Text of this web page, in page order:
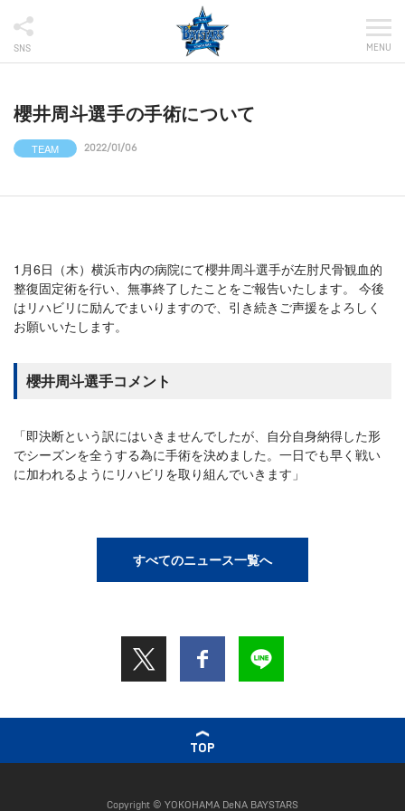
SNS MENU
櫻井周斗選手の手術について
TEAM 2022/01/06
1月6日（木）横浜市内の病院にて櫻井周斗選手が左肘尺骨観血的
整復固定術を行い、無事終了したことをご報告いたします。 今後
はリハビリに励んでまいりますので、引き続きご声援をよろしく
お願いいたします。
櫻井周斗選手コメント
「即決断という訳にはいきませんでしたが、自分自身納得した形
でシーズンを全うする為に手術を決めました。一日でも早く戦い
に加われるようにリハビリを取り組んでいきます」
すべてのニュース一覧へ
TOP
Copyright © YOKOHAMA DeNA BAYSTARS